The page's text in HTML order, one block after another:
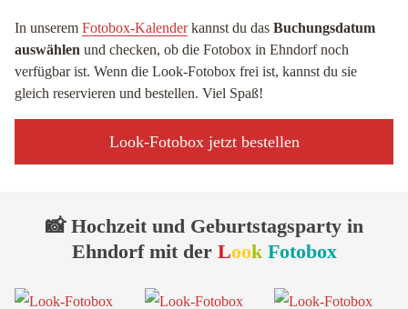
In unserem Fotobox-Kalenderkannst du das Buchungsdatum
auswählen und checken, ob die Fotobox in Ehndorf noch
verfügbar ist. Wenn die Look-Fotobox frei ist, kannst du sie
gleich reservieren und bestellen. Viel Spaß!
Look-Fotobox jetzt bestellen
📸 Hochzeit und Geburtstagsparty in
Ehndorf mit der Look Fotobox